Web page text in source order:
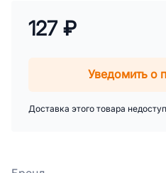
127 ₽
Уведомить о
Доставка этого товара